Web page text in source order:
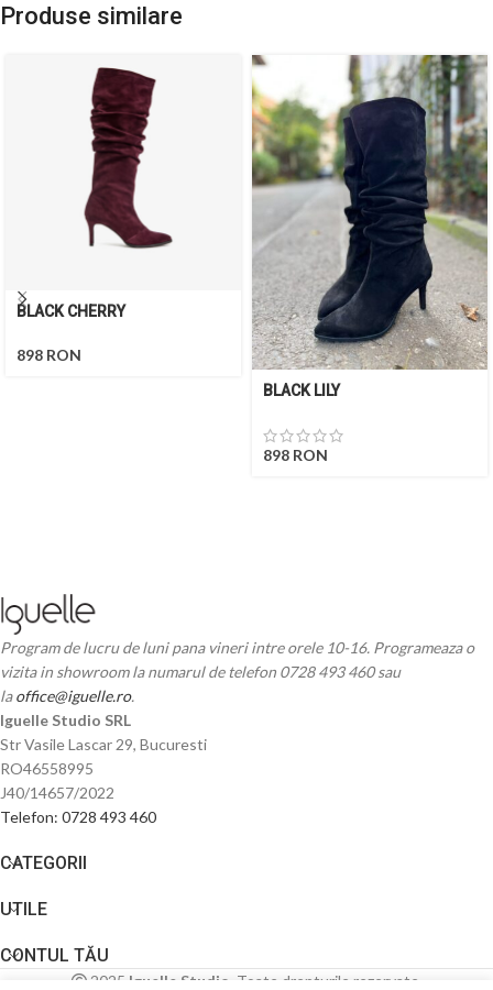
Produse similare
BLACK CHERRY
898 RON
BLACK LILY
898 RON
Program de lucru de luni pana vineri intre orele 10-16. Programeaza o
vizita in showroom la numarul de telefon 0728 493 460 sau
laoffice@iguelle.ro.
Iguelle Studio SRL
Str Vasile Lascar 29, Bucuresti
RO46558995
J40/14657/2022
Telefon: 0728 493 460
CATEGORII
UTILE
CONTUL TĂU
2025 Iguelle Studio . Toate drepturile rezervate.